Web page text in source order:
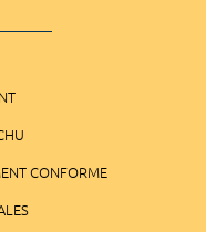
CONFORME